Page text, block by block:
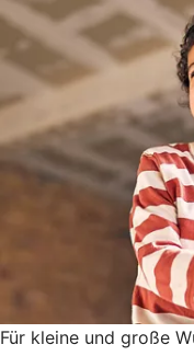
Für kleine und große